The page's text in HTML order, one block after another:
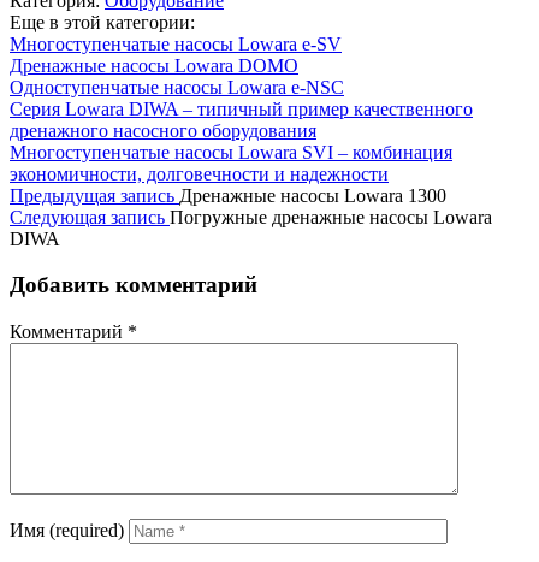
Еще в этой категории:
Многоступенчатые насосы Lowara e-SV
Дренажные насосы Lowara DOMO
Одноступенчатые насосы Lowara e-NSC
Серия Lowara DIWA – типичный пример качественного
дренажного насосного оборудования
Многоступенчатые насосы Lowara SVI – комбинация
экономичности, долговечности и надежности
Предыдущая запись Дренажные насосы Lowara 1300
Следующая запись Погружные дренажные насосы Lowara
DIWA
Добавить комментарий
Комментарий *
Имя (required)